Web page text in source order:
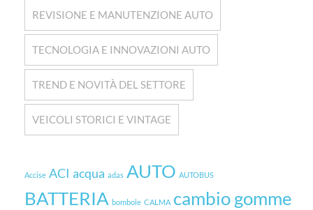
REVISIONE E MANUTENZIONE AUTO
TECNOLOGIA E INNOVAZIONI AUTO
TREND E NOVITÀ DEL SETTORE
VEICOLI STORICI E VINTAGE
Accise ACI acqua adas AUTO AUTOBUS
BATTERIA bombole CALMA cambio gomme